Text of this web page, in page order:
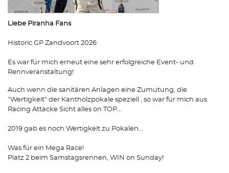
Liebe Piranha Fans
Historic GP Zandvoort 2026
Es war für mich erneut eine sehr erfolgreiche Event- und
Rennveranstaltung!
Auch wenn die sanitären Anlagen eine Zumutung, die
"Wertigkeit" der Kantholzpokale speziell , so war für mich aus
Racing Attacke Sicht alles on TOP...
2019 gab es noch Wertigkeit zu Pokalen...
Was für ein Mega Race!
Platz 2 beim Samstagsrennen, WIN on Sunday!